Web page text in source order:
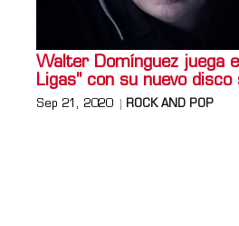
Walter Domínguez juega
Ligas" con su nuevo disco
Sep 21, 2020 ROCK AND POP